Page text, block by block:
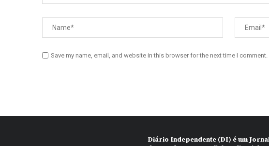
Save my name, email, and website in this browser for the next time I comment.
Diário Independente (DI) é um